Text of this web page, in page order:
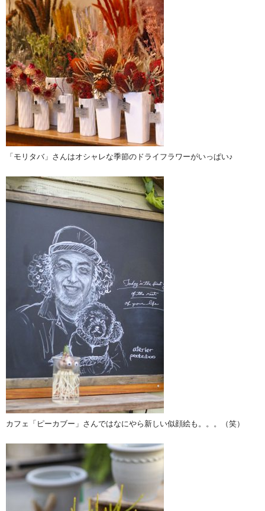
「モリタバ」さんはオシャレな季節のドライフラワーがいっぱい♪
カフェ「ピーカブー」さんではなにやら新しい似顔絵も。。。（笑）